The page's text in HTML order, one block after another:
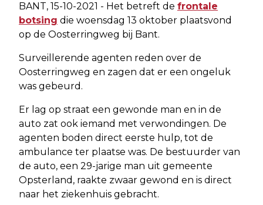
BANT, 15-10-2021 - Het betreft de frontale
botsing die woensdag 13 oktober plaatsvond
op de Oosterringweg bij Bant.
Surveillerende agenten reden over de
Oosterringweg en zagen dat er een ongeluk
was gebeurd.
Er lag op straat een gewonde man en in de
auto zat ook iemand met verwondingen. De
agenten boden direct eerste hulp, tot de
ambulance ter plaatse was. De bestuurder van
de auto, een 29-jarige man uit gemeente
Opsterland, raakte zwaar gewond en is direct
naar het ziekenhuis gebracht.